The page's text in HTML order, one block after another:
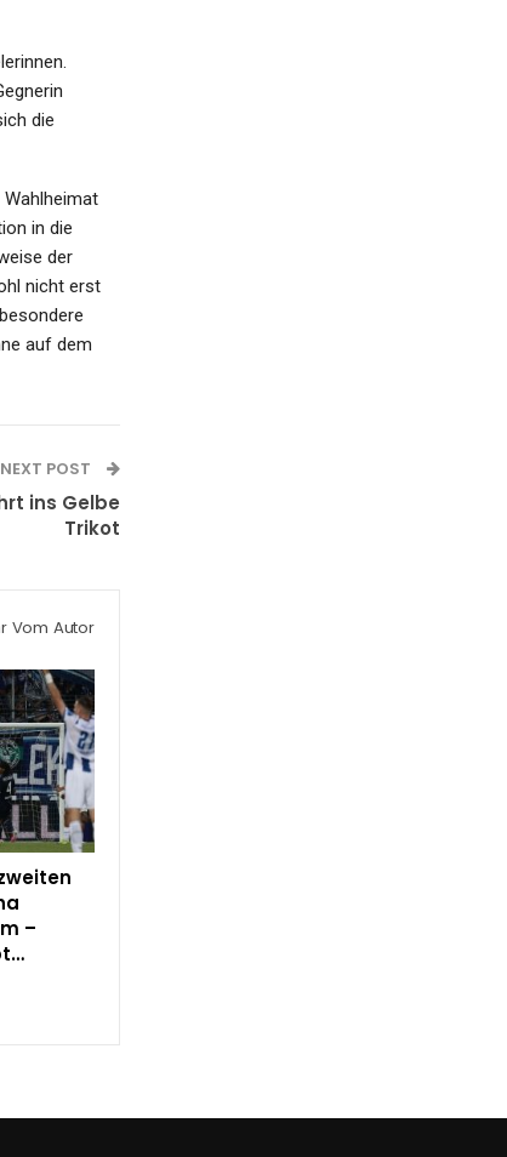
die
in die
der
nicht erst
auf dem
NEXT POST
ins Gelbe
Trikot
Vom Autor
–